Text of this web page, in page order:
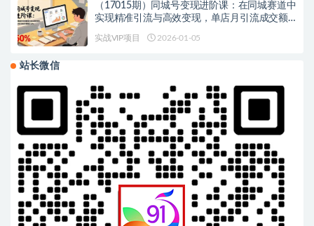
（17015期）同城号变现进阶课：在同城赛道中
实现精准引流与高效变现，单店月引流成交额
实战VIP项目 2026-01-05
站长微信